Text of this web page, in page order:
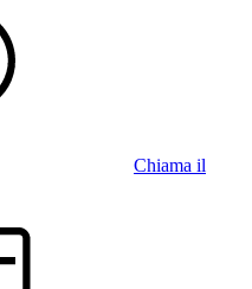
Chiama il